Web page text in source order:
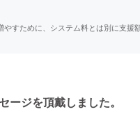
すために、システム料とは別に支援
ジを頂戴しました。